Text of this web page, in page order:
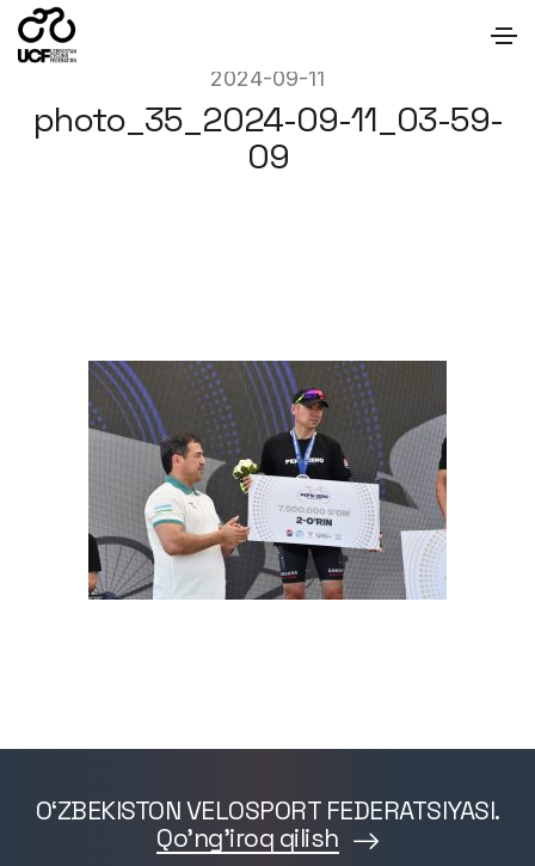
2024-09-11
photo_35_2024-09-11_03-59-
09
O‘ZBEKISTON VELOSPORT FEDERATSIYASI.
Qo'ng'iroq qilish